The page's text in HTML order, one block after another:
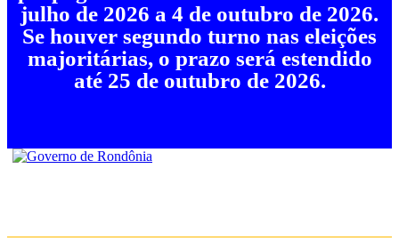
julho de 2026 a 4 de outubro de 2026.
Se houver segundo turno nas eleições
majoritárias, o prazo será estendido
até 25 de outubro de 2026.